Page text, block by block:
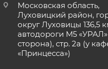
Московская область,
Луховицкий район,
округ Луховицы 136,5
автодороги М5
сторона), стр. 2а (у
«‎Принцесса»)